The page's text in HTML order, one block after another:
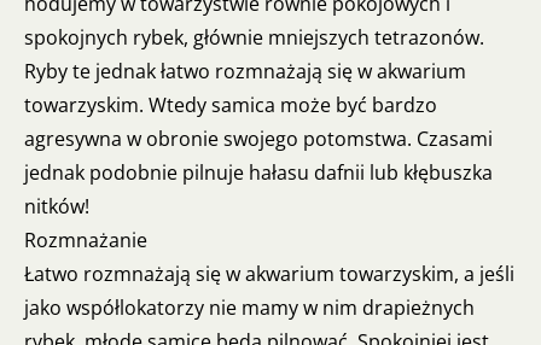
spokojnych rybek, głównie mniejszych tetrazonów.
Ryby te jednak łatwo rozmnażają się w akwarium
towarzyskim. Wtedy samica może być bardzo
agresywna w obronie swojego potomstwa. Czasami
jednak podobnie pilnuje hałasu dafnii lub kłębuszka
nitków!
Rozmnażanie
Łatwo rozmnażają się w akwarium towarzyskim, a jeśli
jako współlokatorzy nie mamy w nim drapieżnych